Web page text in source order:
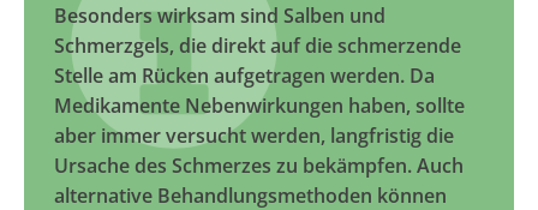
Besonders wirksam sind Salben und
Schmerzgels, die direkt auf die schmerzende
Stelle am Rücken aufgetragen werden. Da
Medikamente Nebenwirkungen haben, sollte
aber immer versucht werden, langfristig die
Ursache des Schmerzes zu bekämpfen. Auch
alternative Behandlungsmethoden können